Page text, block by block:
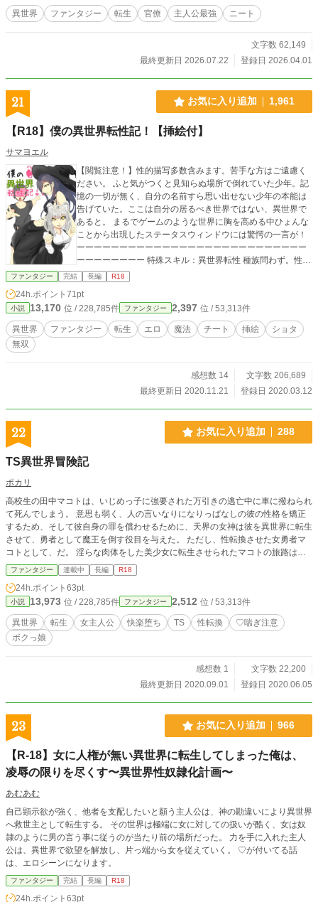
精霊は異世界に拉致する。 フリージア神聖王国に強制転生させられた有馬悠
は、猫耳メイドや転生者が作ったニートの宗教『働いたら負け教』、ニート保護
神託で、フリージア神聖王国内の権力と権威を手に入れた有馬は、王宮に異世界
対策課を作り課長に就任する。トラブルメーカーの日本からの転生勇者にブチキ
う」、「カクヨム」、「アルファポリス」に同時投稿します。
異世界 ファンタジー 転生 官僚 主人公最強 ニート
文字数 62,149
最終更新日 2026.07.22
登録日 2026.04.01
21 お気に入り追加 1,961
【R18】僕の異世界転性記！【挿絵付】
サマヨエル
【閲覧注意！】性的描写多数含みます。苦手な方はご遠慮く
ださい。 ふと気がつくと見知らぬ場所で倒れていた少年。記
憶の一切が無く、自分の名前すら思い出せない少年の本能は
告げていた。ここは自分の居るべき世界ではない、異世界で
あると。 まるでゲームのような世界に胸を高める中ひょんな
ことから出現したステータスウィンドウには驚愕の一言が！
ーーーーーーーーーーーーーーーーーーーーーーーーーーー
ーーーーーーーー 特殊スキル：異世界転性 種族問わず。性交
の数だけ自身のステータス上昇とスキル取得ができる。 ーー
ーーーーーーーーーーーーーーーーーーーーーーーーーーー
ファンタジー 完結 長編 R18
24h.ポイント 71pt
小説 13,170 位 / 228,785件 ファンタジー 2,397 位 / 53,313件
異世界 ファンタジー 転生 エロ 魔法 チート 挿絵
ショタ
無双
感想数 14
文字数 206,689
最終更新日 2020.11.21
登録日 2020.03.12
22 お気に入り追加 288
TS異世界冒険記
ポカリ
高校生の田中マコトは、いじめっ子に強要された万引きの逃亡中に車に撥ねられ
て死んでしまう。 意思も弱く、人の言いなりになりっぱなしの彼の性格を矯正
するため、そして彼自身の罪を償わせるために、天界の女神は彼を異世界に転生
させて、勇者として魔王を倒す役目を与えた。 ただし、性転換させた女勇者マ
コトとして、だ。 淫らな肉体をした美少女に転生させられたマコトの旅路は、
彼女を狙う男やモンスターたちからのセクハラといやらしい願望に塗れたものと
なる。 彼らの欲望に晒されるうち、マコトは体だけではなく心までも淫らに堕
ちていき……？
ファンタジー 連載中 長編 R18
24h.ポイント 63pt
小説 13,973 位 / 228,785件 ファンタジー 2,512 位 / 53,313件
異世界 転生 女主人公 快楽堕ち TS 性転換
♡喘ぎ注意
ボクっ娘
感想数 1
文字数 22,200
最終更新日 2020.09.01
登録日 2020.06.05
23 お気に入り追加 966
【R-18】女に人権が無い異世界に転生してしまった俺は、
凌辱の限りを尽くす〜異世界性奴隷化計画〜
あむあむ
自己顕示欲が強く、他者を支配したいと願う主人公は、神の勘違いにより異世界
へ救世主として転生する。 その世界は極端に女に対しての扱いが酷く、女は奴
隷のように男の言う事に従うのが当たり前の場所だった。 力を手に入れた主人
公は、異世界で欲望を解放し、片っ端から女を従えていく。 ♡が付いてる話
は、エロシーンになります。
ファンタジー 完結 長編 R18
24h.ポイント 63pt